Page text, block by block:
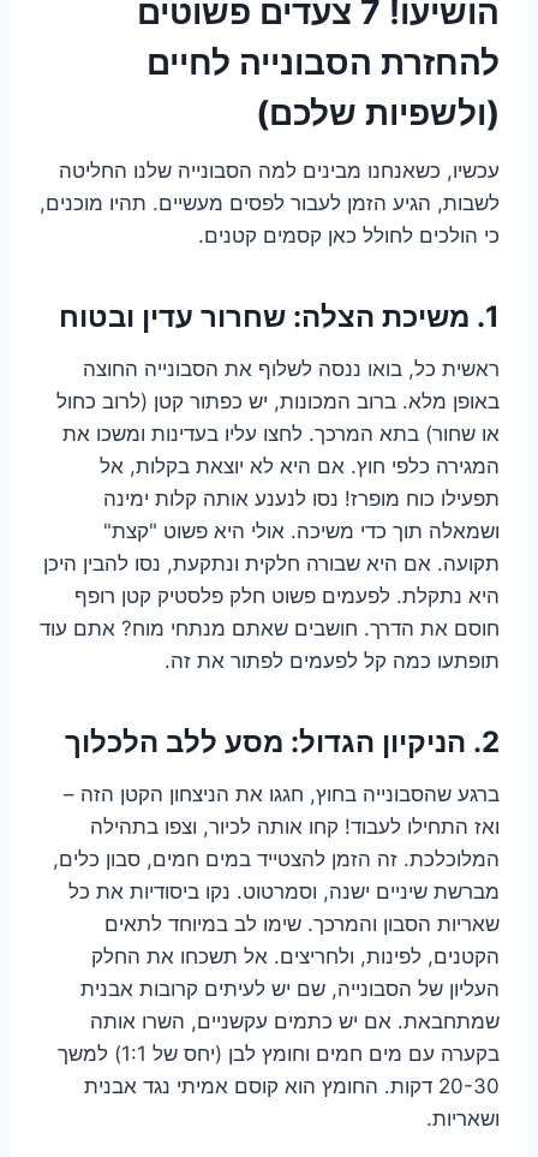
הושיעו! 7 צעדים פשוטים
להחזרת הסבונייה לחיים
(ולשפיות שלכם)
עכשיו, כשאנחנו מבינים למה הסבונייה שלנו החליטה
לשבות, הגיע הזמן לעבור לפסים מעשיים. תהיו מוכנים,
כי הולכים לחולל כאן קסמים קטנים.
1. משיכת הצלה: שחרור עדין ובטוח
ראשית כל, בואו ננסה לשלוף את הסבונייה החוצה
באופן מלא. ברוב המכונות, יש כפתור קטן (לרוב כחול
או שחור) בתא המרכך. לחצו עליו בעדינות ומשכו את
המגירה כלפי חוץ. אם היא לא יוצאת בקלות, אל
תפעילו כוח מופרז! נסו לנענע אותה קלות ימינה
ושמאלה תוך כדי משיכה. אולי היא פשוט "קצת"
תקועה. אם היא שבורה חלקית ונתקעת, נסו להבין היכן
היא נתקלת. לפעמים פשוט חלק פלסטיק קטן רופף
חוסם את הדרך. חושבים שאתם מנתחי מוח? אתם עוד
תופתעו כמה קל לפעמים לפתור את זה.
2. הניקיון הגדול: מסע ללב הלכלוך
ברגע שהסבונייה בחוץ, חגגו את הניצחון הקטן הזה –
ואז התחילו לעבוד! קחו אותה לכיור, וצפו בתהילה
המלוכלכת. זה הזמן להצטייד במים חמים, סבון כלים,
מברשת שיניים ישנה, וסמרטוט. נקו ביסודיות את כל
שאריות הסבון והמרכך. שימו לב במיוחד לתאים
הקטנים, לפינות, ולחריצים. אל תשכחו את החלק
העליון של הסבונייה, שם יש לעיתים קרובות אבנית
שמתחבאת. אם יש כתמים עקשניים, השרו אותה
בקערה עם מים חמים וחומץ לבן (יחס של 1:1) למשך
20-30 דקות. החומץ הוא קוסם אמיתי נגד אבנית
ושאריות.